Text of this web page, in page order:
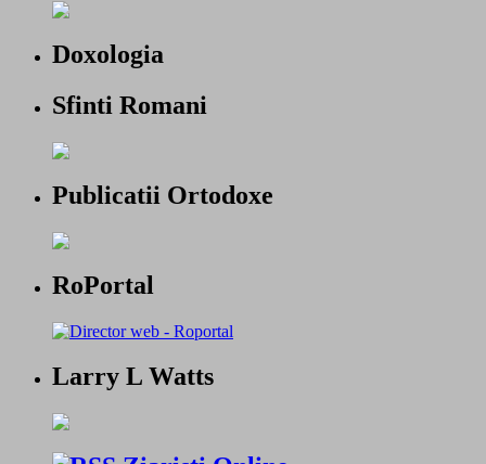
Doxologia
Sfinti Romani
Publicatii Ortodoxe
RoPortal
Larry L Watts